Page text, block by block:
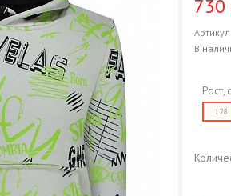
730
В
Рост,
128